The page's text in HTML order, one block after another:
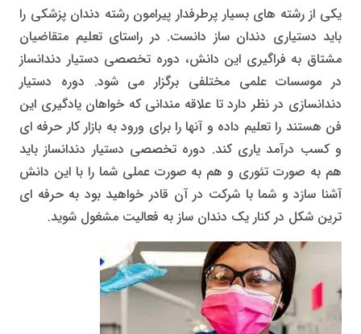
یکی از رشته های بسیار پرطرفدار پیرامون رشته دندان پزشکی را
باید دستیاری دندان ساز دانست. در راستای تعلیم متقاضیان
مشتاق به فراگیری این دانش، دوره تخصصی دستیار دندانساز
در موسسات علمی مختلفی برگزار می شود. دوره دستیار
دندانسازی در نظر دارد تا علاقه مندانی که خواهان یادگیری این
فن هستند را تعلیم داده و آنها را برای ورود به بازار کار حرفه ای
و کسب درآمد یاری کند. دوره تخصصی دستیار دندانساز باید
هم به صورت تئوری و هم به صورت عملی شما را با این دانش
آشنا سازد و شما با شرکت در آن قادر خواهید بود به حرفه ای
ترین شکل در کنار یک دندان ساز به فعالیت مشغول شوید.